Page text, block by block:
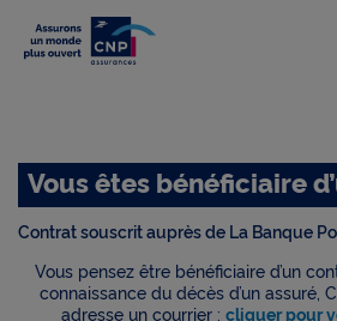
Particuliers
Le
Mag
Nos
solutions
Vous êtes bénéficiaire
Contrat souscrit auprès de La Banque
Vous pensez être bénéficiaire d’un
connaissance du décès d’un assuré,
adresse un courrier : cliquer pour